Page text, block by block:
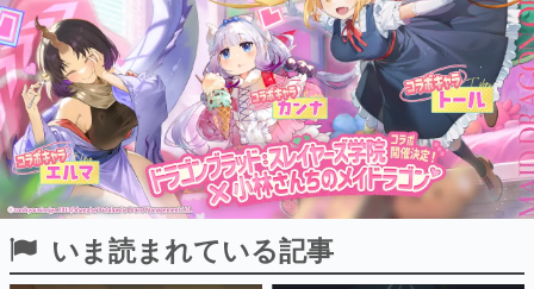
ピックアップ
いま読まれている記事